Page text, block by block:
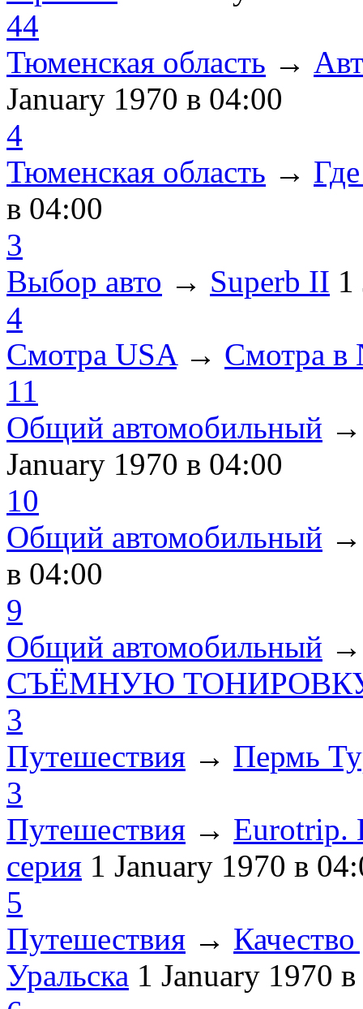
44
Тюменская область →
January 1970 в 04:00
4
Тюменская область →
в 04:00
3
Выбор авто → Superb II
4
Смотра USA→ Смотра в
11
Общий автомобильный
January 1970 в 04:00
10
Общий автомобильный
в 04:00
9
Общий автомобильный
СЪЁМНУЮ
3
Путешествия → Пермь
3
Путешествия → Eurotrip.
серия 1 January 1970 в
5
Путешествия →
Уральска 1 January 1970